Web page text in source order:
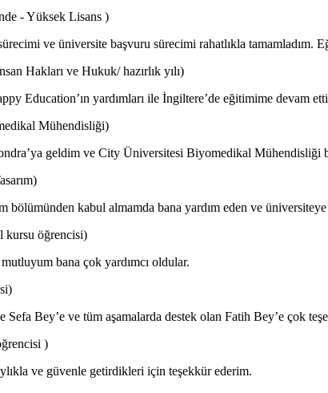
- Yüksek Lisans )
ve üniversite başvuru sürecimi rahatlıkla tamamladım.
Hakları ve Hukuk/ hazırlık yılı)
Education’ın yardımları ile İngiltere’de eğitimime devam
Mühendisliği)
geldim ve City Üniversitesi Biyomedikal
bölümünden kabul almamda bana yardım eden ve
kursu öğrencisi)
bana çok yardımcı oldular.
Sefa Bey’e ve tüm aşamalarda destek olan Fatih Bey’e çok
)
ve güvenle getirdikleri için teşekkür ederim.